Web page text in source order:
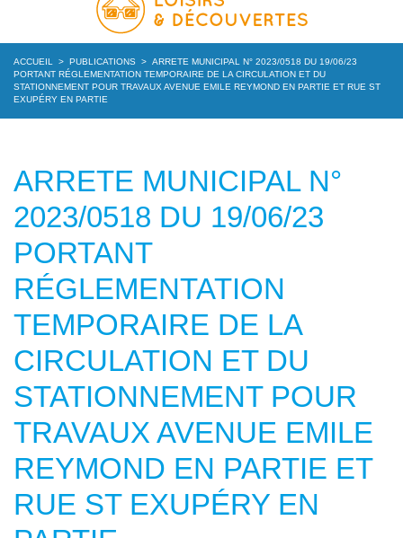
ACCUEIL > PUBLICATIONS > ARRETE MUNICIPAL N° 2023/0518 DU 19/06/23
PORTANT RÉGLEMENTATION TEMPORAIRE DE LA CIRCULATION ET DU
STATIONNEMENT POUR TRAVAUX AVENUE EMILE REYMOND EN PARTIE ET RUE ST
EXUPÉRY EN PARTIE
ARRETE MUNICIPAL N°
2023/0518 DU 19/06/23
PORTANT
RÉGLEMENTATION
TEMPORAIRE DE LA
CIRCULATION ET DU
STATIONNEMENT POUR
TRAVAUX AVENUE EMILE
REYMOND EN PARTIE ET
RUE ST EXUPÉRY EN